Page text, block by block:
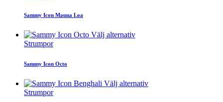
Sammy Icon Mauna Loa
Välj alternativ
Strumpor
Sammy Icon Octo
Välj alternativ
Strumpor